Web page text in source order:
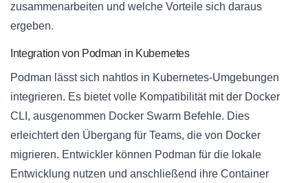
zusammenarbeiten und welche Vorteile sich daraus
ergeben.
Integration von Podman in Kubernetes
Podman lässt sich nahtlos in Kubernetes-Umgebungen
integrieren. Es bietet volle Kompatibilität mit der Docker
CLI, ausgenommen Docker Swarm Befehle. Dies
erleichtert den Übergang für Teams, die von Docker
migrieren. Entwickler können Podman für die lokale
Entwicklung nutzen und anschließend ihre Container